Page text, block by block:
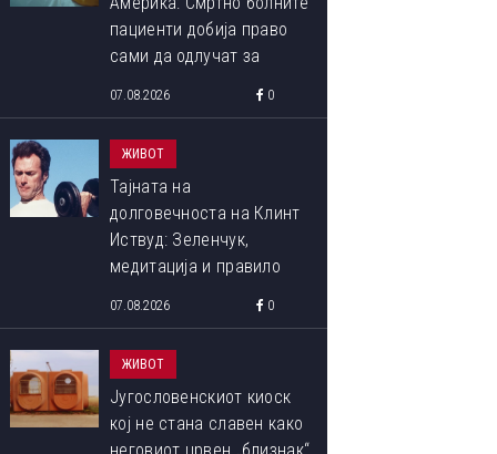
ФОТОГРАФИЈА ОД ПРИРОДАТА ЗА 2023 ГОДИНА
пациенти добија право
сами да одлучат за
07.08.2026 0
ЖИВОТ
Тајната на
долговечноста на Клинт
Иствуд: Зеленчук,
медитација и правило
07.08.2026 0
ЖИВОТ
Југословенскиот киоск
кој не стана славен како